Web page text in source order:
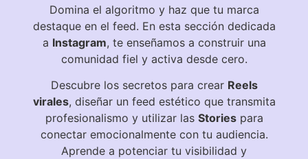
Domina el algoritmo y haz que tu marca
destaque en el feed. En esta sección dedicada
a Instagram, te enseñamos a construir una
comunidad fiel y activa desde cero.
Descubre los secretos para crear Reels
virales, diseñar un feed estético que transmita
profesionalismo y utilizar las Storiespara
conectar emocionalmente con tu audiencia.
Aprende a potenciar tu visibilidad y